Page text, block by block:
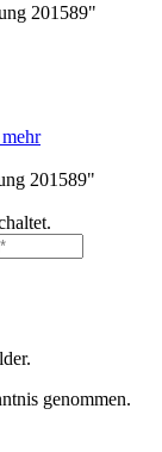
201589"
mehr
201589"
genommen.